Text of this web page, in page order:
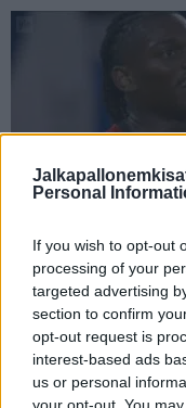
Personal
If you wish to opt-out
processing of your
targeted advertising
section to confirm
opt-out request is
interest-based ads
us or personal
your opt-out. You
kyseenalaista
ensimmäisenä
24.06.2024 23:28